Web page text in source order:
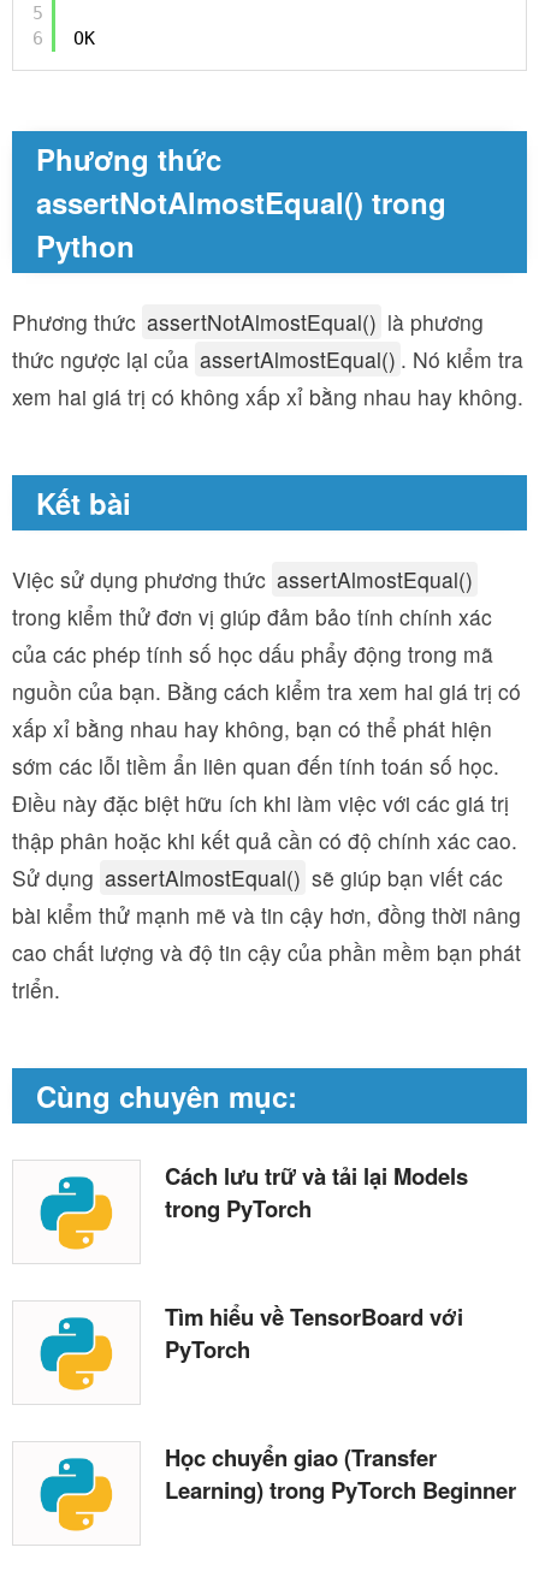
5
6
OK
Phương thức
assertNotAlmostEqual() trong
Python
Phương thức assertNotAlmostEqual() là phương
thức ngược lại của assertAlmostEqual() . Nó kiểm tra
xem hai giá trị có không xấp xỉ bằng nhau hay không.
Kết bài
Việc sử dụng phương thức assertAlmostEqual()
trong kiểm thử đơn vị giúp đảm bảo tính chính xác
của các phép tính số học dấu phẩy động trong mã
nguồn của bạn. Bằng cách kiểm tra xem hai giá trị có
xấp xỉ bằng nhau hay không, bạn có thể phát hiện
sớm các lỗi tiềm ẩn liên quan đến tính toán số học.
Điều này đặc biệt hữu ích khi làm việc với các giá trị
thập phân hoặc khi kết quả cần có độ chính xác cao.
Sử dụng assertAlmostEqual() sẽ giúp bạn viết các
bài kiểm thử mạnh mẽ và tin cậy hơn, đồng thời nâng
cao chất lượng và độ tin cậy của phần mềm bạn phát
triển.
Cùng chuyên mục:
Cách lưu trữ và tải lại Models
trong PyTorch
Tìm hiểu về TensorBoard với
PyTorch
Học chuyển giao (Transfer
Learning) trong PyTorch Beginner